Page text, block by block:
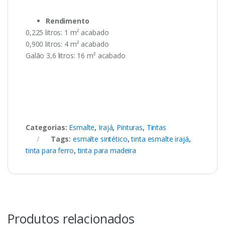
Rendimento
0,225 litros: 1 m² acabado
0,900 litros: 4 m² acabado
Galão 3,6 litros: 16 m² acabado
Categorias: Esmalte, Irajá, Pinturas, Tintas
Tags:esmalte sintético,tinta esmalte irajá,
tinta para ferro,tinta para madeira
Produtos relacionados